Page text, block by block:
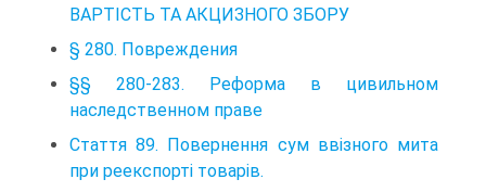
ВАРТІСТЬ ТА АКЦИЗНОГО ЗБОРУ
§ 280. Повреждения
§§ 280-283. Реформа в цивильном
наследственном праве
Стаття 89. Повернення сум ввізного мита
при реекспорті товарів.